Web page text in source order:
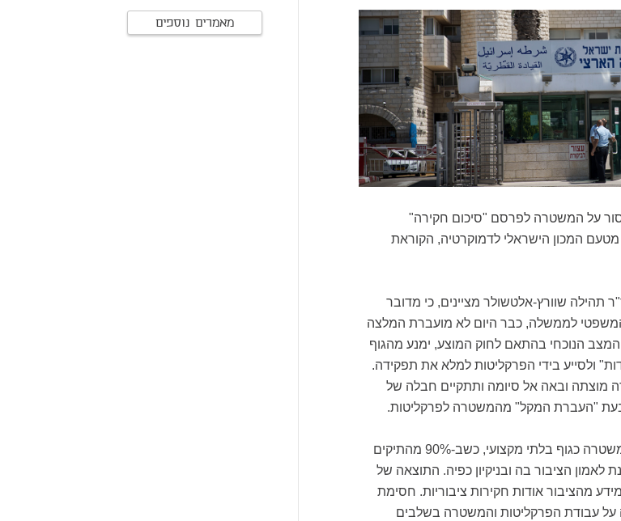
על המשטרה לפרסם "סיכום חקירה"
המכון הישראלי לדמוקרטיה, הקוראת
תהילה שוורץ-אלטשולר מציינים, כי מדובר
לממשלה, כבר היום לא מועברת המלצה
המצב הנוכחי בהתאם לחוק המוצע, ימנע מהגוף
ולסייע בידי הפרקליטות למלא את תפקידה.
מוצתה ובאה אל סיומה ותתקיים חבלה של
"העברת המקל" מהמשטרה לפרקליטות.
עוד מסבירים החוקרים, כי ההתייחסות למשטרה כגוף בלתי מקצועי, כשב-90% מהתיקים
הציבור בה ובניקיון כפיה. התוצאה של
מהציבור אודות חקירות ציבוריות. חסימת
על עבודת הפרקליטות והמשטרה בשלבים
מאמרים נוספים